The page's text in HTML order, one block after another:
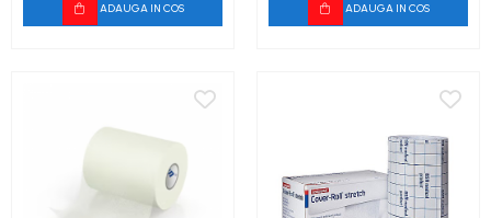
ADAUGA IN COS ADAUGA IN COS